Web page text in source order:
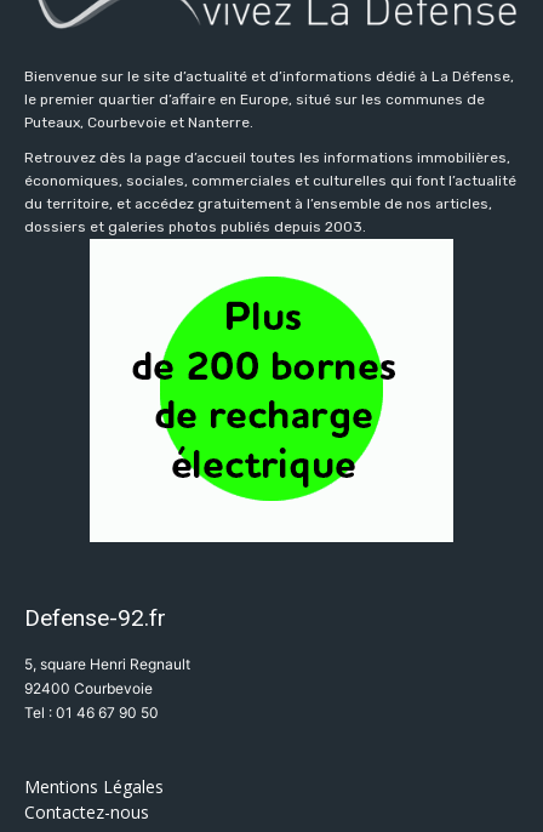
Bienvenue sur le site d’actualité et d’informations dédié à La Défense,
le premier quartier d’affaire en Europe, situé sur les communes de
Puteaux, Courbevoie et Nanterre.
Retrouvez dès la page d’accueil toutes les informations immobilières,
économiques, sociales, commerciales et culturelles qui font l’actualité
du territoire, et accédez gratuitement à l’ensemble de nos articles,
dossiers et galeries photos publiés depuis 2003.
Defense-92.fr
5, square Henri Regnault
92400 Courbevoie
Tel : 01 46 67 90 50
Mentions Légales
Contactez-nous